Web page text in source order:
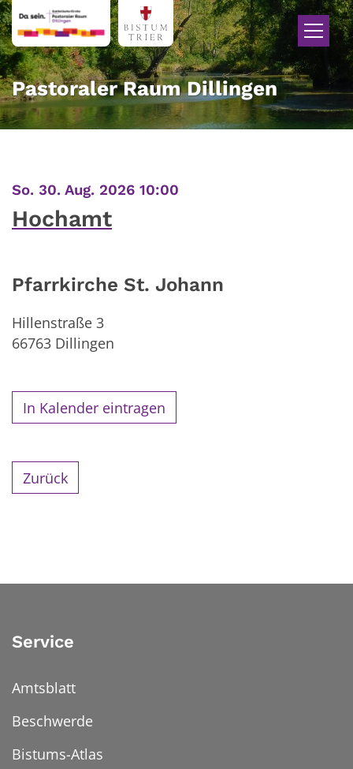
Zum Inhalt springen
Pastoraler Raum Dillingen
So. 30. Aug. 2026 10:00
Hochamt
Pfarrkirche St. Johann
Hillenstraße 3
66763 Dillingen
In Kalender eintragen
Zurück
Service
Amtsblatt
Beschwerde
Bistums-Atlas